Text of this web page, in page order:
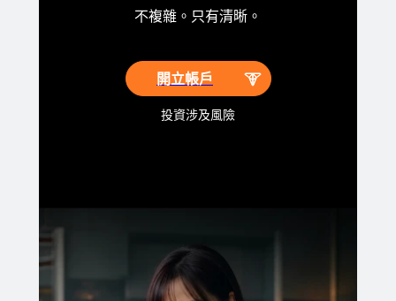
不複雜。只有清晰。
開立帳戶
投資涉及風險